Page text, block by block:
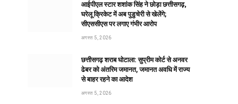
आईपीएल स्टार शशांक सिंह ने छोड़ा छत्तीसगढ़,
घरेलू क्रिकेट में अब पुडुचेरी से खेलेंगे;
सीएससीएस पर लगाए गंभीर आरोप
अगस्त 5, 2026
छत्तीसगढ़ शराब घोटाला: सुप्रीम कोर्ट से अनवर
ढेबर को अंतरिम जमानत, जमानत अवधि में राज्य
से बाहर रहने का आदेश
अगस्त 5, 2026